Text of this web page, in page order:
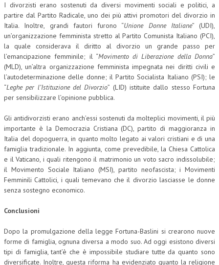
MATERIALE DIDATTICO
INVITI E PROMOZIONI
I divorzisti erano sostenuti da diversi movimenti sociali e politici, a
partire dal Partito Radicale, uno dei più attivi promotori del divorzio in
Italia. Inoltre, grandi fautori furono “Unione Donne Italiane” (UDI),
un’organizzazione femminista stretto al Partito Comunista Italiano (PCI),
la quale considerava il diritto al divorzio un grande passo per
l’emancipazione femminile; il “Movimento di Liberazione della Donna”
(MLD), un’altra organizzazione femminista impegnata nei diritti civili e
l’autodeterminazione delle donne; il Partito Socialista Italiano (PSI); le
“Leghe per l’Istituzione del Divorzio” (LID) istituite dallo stesso Fortuna
per sensibilizzare l’opinione pubblica.
Gli antidivorzisti erano anch’essi sostenuti da molteplici movimenti, il più
importante è la Democrazia Cristiana (DC), partito di maggioranza in
Italia del dopoguerra, in quanto molto legato ai valori cristiani e di una
famiglia tradizionale. In aggiunta, come prevedibile, la Chiesa Cattolica
e il Vaticano, i quali ritengono il matrimonio un voto sacro indissolubile;
il Movimento Sociale Italiano (MSI), partito neofascista; i Movimenti
Femminili Cattolici, i quali temevano che il divorzio lasciasse le donne
senza sostegno economico.
Conclusioni
Dopo la promulgazione della legge Fortuna-Baslini si crearono nuove
forme di famiglia, ognuna diversa a modo suo. Ad oggi esistono diversi
tipi di famiglia, tant’è che è impossibile studiare tutte da quanto sono
diversificate. Inoltre, questa riforma ha evidenziato quanto la religione